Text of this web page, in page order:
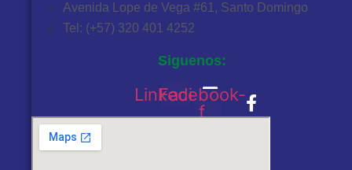
Avenida Lope de Vega #61, Santo Domingo
Tel: (+57) 320 401 4252
Siguenos:
Linkedin
Facebook-
f